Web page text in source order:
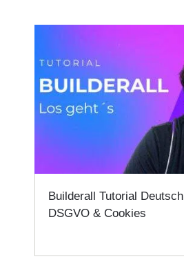
Builderall Tutorial
DSGVO & Cookies